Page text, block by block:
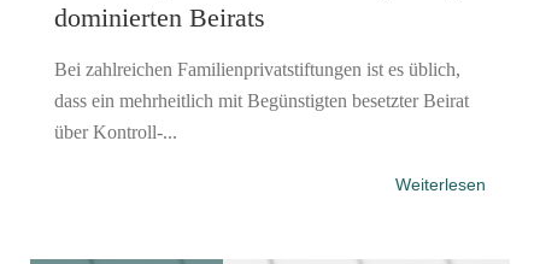
dominierten Beirats
Bei zahlreichen Familienprivatstiftungen ist es üblich,
dass ein mehrheitlich mit Begünstigten besetzter Beirat
über Kontroll-...
Weiterlesen